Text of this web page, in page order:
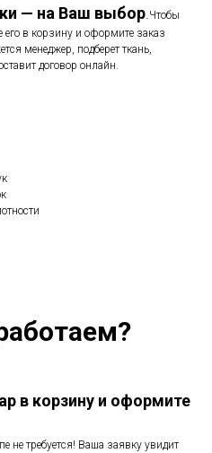
— на Ваш выбор.Чтобы
его в корзину и оформите заказ
менеджер, подберет ткань,
договор онлайн.
в корзину и оформите
не требуется! Ваша заявку увидит